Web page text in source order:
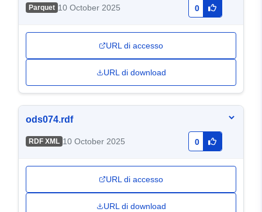
Parquet 10 October 2025 0
URL di accesso
URL di download
ods074.rdf
RDF XML 10 October 2025 0
URL di accesso
URL di download